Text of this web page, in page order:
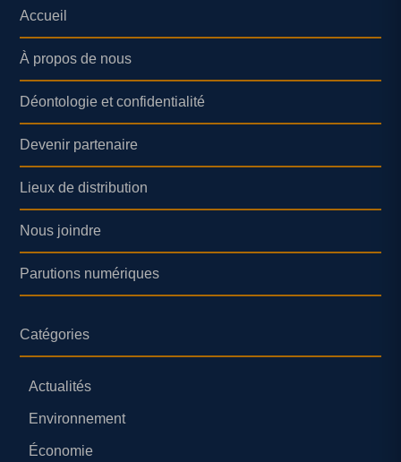
Accueil
À propos de nous
Déontologie et confidentialité
Devenir partenaire
Lieux de distribution
Nous joindre
Parutions numériques
Catégories
Actualités
Environnement
Économie